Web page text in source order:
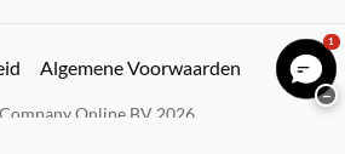
Algemene Voorwaarden
Online BV 2026
1
−